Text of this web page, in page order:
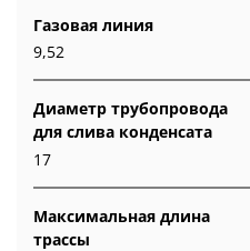
Газовая линия
9,52
Диаметр трубопровода
для слива конденсата
17
Максимальная длина
трассы